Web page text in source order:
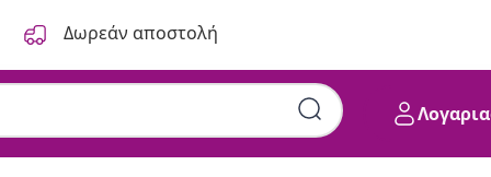
Δωρεάν αποστολή
Στρώμα 90x190 εκ. &